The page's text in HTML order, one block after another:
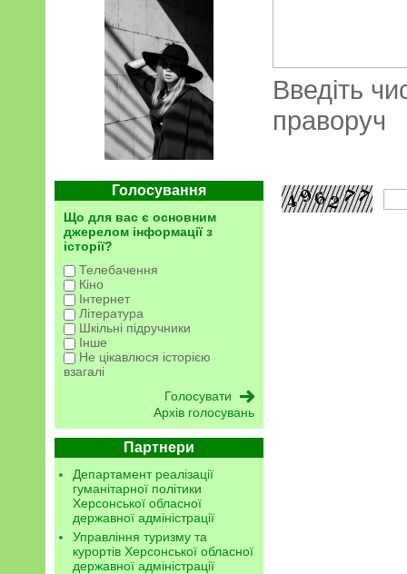
Голосування
Що для вас є основним
джерелом інформації з
історії?
Телебачення
Кіно
Інтернет
Література
Шкільні підручники
Інше
Не цікавлюся історією
взагалі
Архів голосувань
Партнери
Департамент реалізації
гуманітарної політики
Херсонської обласної
державної адміністрації
Управління туризму та
курортів Херсонської обласної
державної адміністрації
Введіть
праворуч